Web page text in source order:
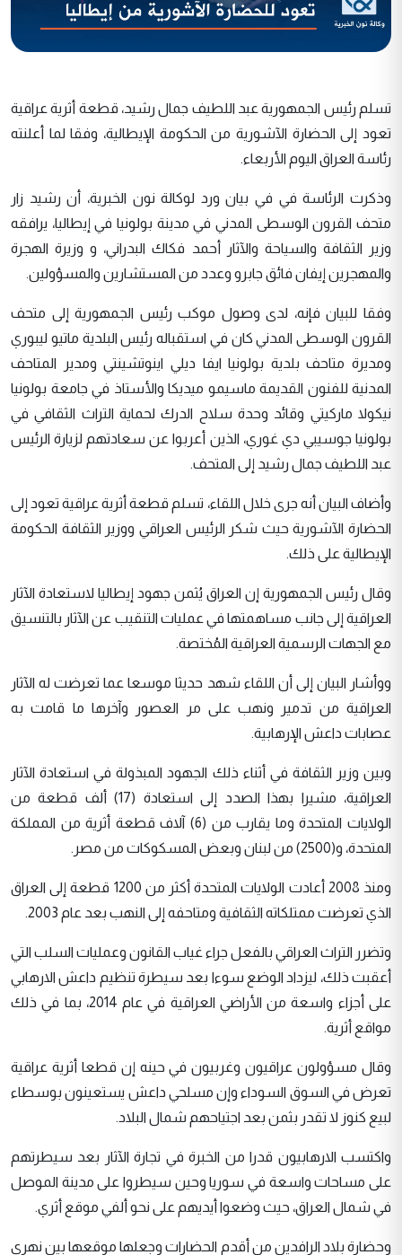
تسلم رئيس الجمهورية عبد اللطيف جمال رشيد، قطعة أثرية عراقية
تعود إلى الحضارة الآشورية من الحكومة الإيطالية، وفقا لما أعلنته
رئاسة العراق اليوم الأربعاء.
وذكرت الرئاسة في في بيان ورد لوكالة نون الخبرية، أن رشيد زار
متحف القرون الوسطى المدني في مدينة بولونيا في إيطاليا، يرافقه
وزير الثقافة والسياحة والآثار أحمد فكاك البدراني، و وزيرة الهجرة
والمهجرين إيفان فائق جابرو وعدد من المستشارين والمسؤولين.
وفقا للبيان فإنه، لدى وصول موكب رئيس الجمهورية إلى متحف
القرون الوسطى المدني كان في استقباله رئيس البلدية ماتيو ليبوري
ومديرة متاحف بلدية بولونيا ايفا ديلي اينوتشينتي ومدير المتاحف
المدنية للفنون القديمة ماسيمو ميديكا والأستاذ في جامعة بولونيا
نيكولا ماركيتي وقائد وحدة سلاح الدرك لحماية التراث الثقافي في
بولونيا جوسيبي دي غوري، الذين أعربوا عن سعادتهم لزيارة الرئيس
عبد اللطيف جمال رشيد إلى المتحف.
وأضاف البيان أنه جرى خلال اللقاء، تسلم قطعة أثرية عراقية تعود إلى
الحضارة الآشورية حيث شكر الرئيس العراقي ووزير الثقافة الحكومة
الإيطالية على ذلك.
وقال رئيس الجمهورية إن العراق يُثمن جهود إيطاليا لاستعادة الآثار
العراقية إلى جانب مساهمتها في عمليات التنقيب عن الآثار بالتنسيق
مع الجهات الرسمية العراقية المُختصة.
ووأشار البيان إلى أن اللقاء شهد حديثا موسعا عما تعرضت له الآثار
العراقية من تدمير ونهب على مر العصور وآخرها ما قامت به
عصابات داعش الإرهابية.
وبين وزير الثقافة في أثناء ذلك الجهود المبذولة في استعادة الآثار
العراقية، مشيرا بهذا الصدد إلى استعادة (17) ألف قطعة من
الولايات المتحدة وما يقارب من (6) آلاف قطعة أثرية من المملكة
المتحدة، و(2500) من لبنان وبعض المسكوكات من مصر.
ومنذ 2008 أعادت الولايات المتحدة أكثر من 1200 قطعة إلى العراق
الذي تعرضت ممتلكاته الثقافية ومتاحفه إلى النهب بعد عام 2003.
وتضرر التراث العراقي بالفعل جراء غياب القانون وعمليات السلب التي
أعقبت ذلك، ليزداد الوضع سوءا بعد سيطرة تنظيم داعش الارهابي
على أجزاء واسعة من الأراضي العراقية في عام 2014، بما في ذلك
مواقع أثرية.
وقال مسؤولون عراقيون وغربيون في حينه إن قطعا أثرية عراقية
تعرض في السوق السوداء وإن مسلحي داعش يستعينون بوسطاء
لبيع كنوز لا تقدر بثمن بعد اجتياحهم شمال البلاد.
واكتسب الارهابيون قدرا من الخبرة في تجارة الآثار بعد سيطرتهم
على مساحات واسعة في سوريا وحين سيطروا على مدينة الموصل
في شمال العراق، حيث وضعوا أيديهم على نحو ألفي موقع أثري.
وحضارة بلاد الرافدين من أقدم الحضارات وجعلها موقعها بين نهري